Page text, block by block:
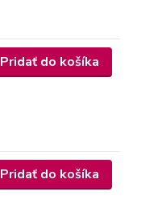
Pridať do košíka
Pridať do košíka